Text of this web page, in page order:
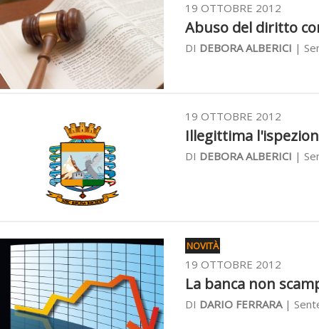
19 OTTOBRE 2012
Abuso del diritto
DI DEBORA ALBERICI |
19 OTTOBRE 2012
Illegittima
DI DEBORA ALBERICI |
NOVITÀ
19 OTTOBRE 2012
La banca non
DI DARIO FERRARA|